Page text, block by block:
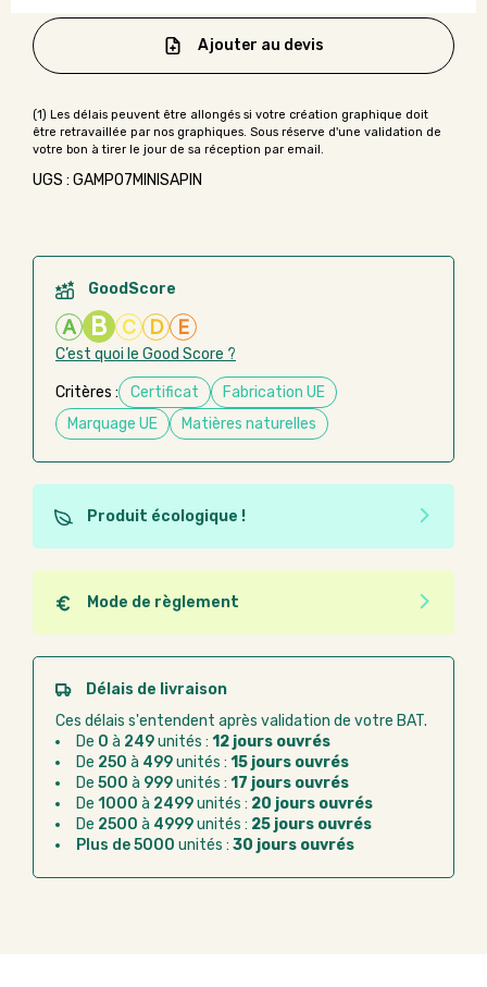
Ajouter au devis
UGS : GAMP07MINISAPIN
GoodScore
A B C D E
C’est quoi le Good Score ?
Critères : Certificat
Fabrication UE
Marquage UE
Matières naturelles
Produit écologique !
Ce produit est éco-conçu, il a été fabriqué à partir de
matériaux recyclés ou recyclables. Ces produits
peuvent plus facilement obtenir une seconde vie
après utilisation. L'origine de fabrication du produit
n'entre pas dans les critères d'éco-conception.
Mode de règlement
Quel que soit le mode de règlement, vous pouvez
passer commande en ligne sur Good Act.
Paiement CB :paiement sécurisé par carte
Virement bancaire :règlement sur facture
après la commande
Chorus Pro :règlement par mandat
administratif après la commande
Délais de livraison
Ces délais s'entendent après validation de votre BAT.
De 0 à 249unités : 12 jours ouvrés
De 250 à 499unités : 15 jours ouvrés
De 500 à 999unités : 17 jours ouvrés
De 1000 à 2499unités : 20 jours ouvrés
De 2500 à 4999unités : 25 jours ouvrés
Plus de 5000 unités : 30 jours ouvrés